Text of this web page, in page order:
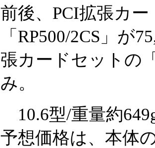
前後、PCI拡張カ
「RP500/2CS」が
張カードセットの
み。
10.6型/重量約
予想価格は、本体